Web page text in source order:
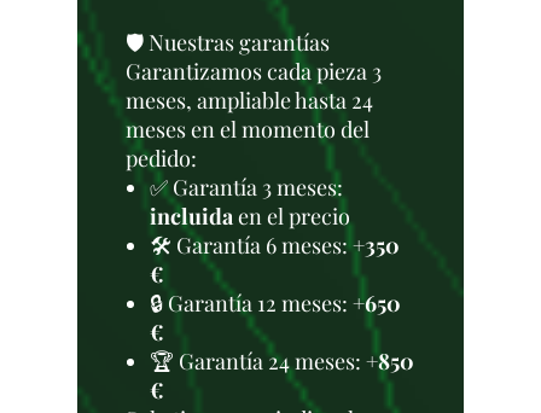
🛡️ Nuestras garantías
Garantizamos cada pieza 3
meses, ampliable hasta 24
meses en el momento del
pedido:
✅ Garantía 3 meses:
incluidaen el precio
🛠️ Garantía 6 meses:+350
€
🔒 Garantía 12 meses: +650
€
🏆 Garantía 24 meses: +850
€